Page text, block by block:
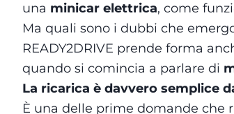
una minicar elettrica, come
Ma quali sono i dubbi che
READY2DRIVE prende forma
quando si comincia a parlare di
La ricarica è davvero semplice
È una delle prime domande che